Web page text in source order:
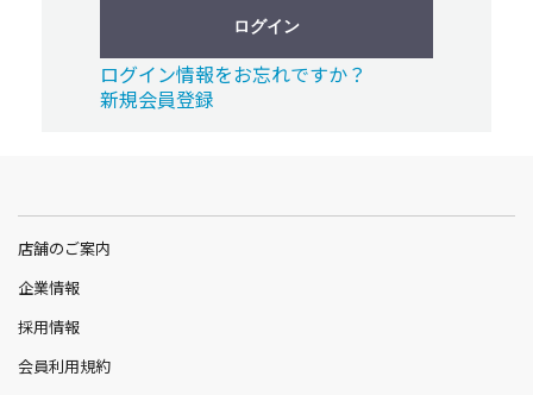
ログイン
ログイン情報をお忘れですか？
新規会員登録
店舗のご案内
企業情報
採用情報
会員利用規約